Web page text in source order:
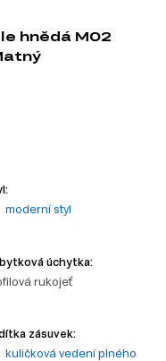
hnědá M02
moderní styl
úchytka:
rukojeť
zásuvek:
kuličková vedení plného